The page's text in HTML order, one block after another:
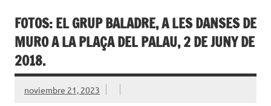
FOTOS: EL GRUP BALADRE, A LES DANSES DE
MURO A LA PLAÇA DEL PALAU, 2 DE JUNY DE
2018.
noviembre 21, 2023